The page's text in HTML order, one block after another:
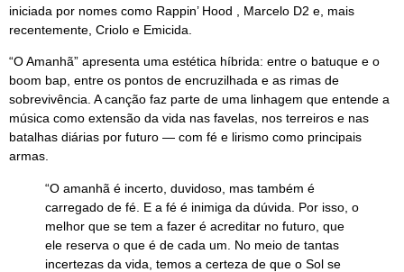
iniciada por nomes como Rappin’ Hood , Marcelo D2 e, mais
recentemente, Criolo e Emicida.
“O Amanhã” apresenta uma estética híbrida: entre o batuque e o
boom bap, entre os pontos de encruzilhada e as rimas de
sobrevivência. A canção faz parte de uma linhagem que entende a
música como extensão da vida nas favelas, nos terreiros e nas
batalhas diárias por futuro — com fé e lirismo como principais
armas.
“O amanhã é incerto, duvidoso, mas também é
carregado de fé. E a fé é inimiga da dúvida. Por isso, o
melhor que se tem a fazer é acreditar no futuro, que
ele reserva o que é de cada um. No meio de tantas
incertezas da vida, temos a certeza de que o Sol se